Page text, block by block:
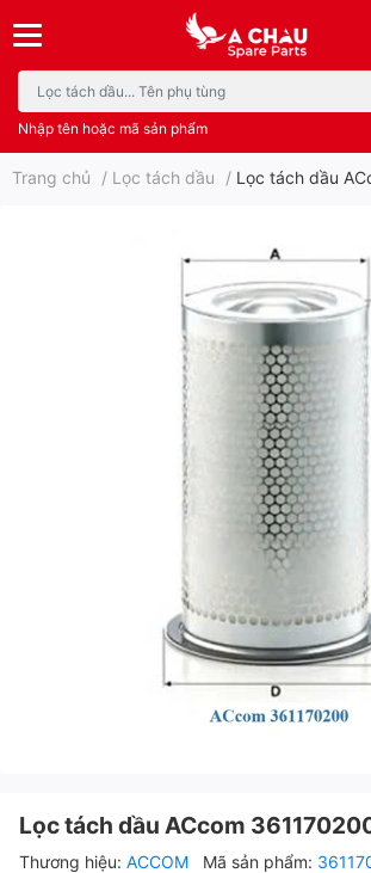
Nhập tên hoặc mã sản phẩm
Trang chủ / Lọc tách dầu / Lọc tách dầu
Lọc tách dầu ACcom
Thương hiệu: ACCOM Mã sản phẩm: